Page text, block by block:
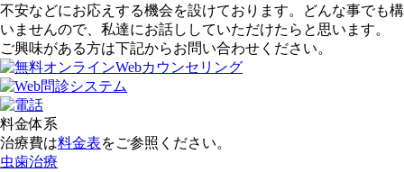
不安などにお応えする機会を設けております。どんな事でも構
いませんので、私達にお話ししていただけたらと思います。
ご興味がある方は下記からお問い合わせください。
料金体系
治療費は料金表をご参照ください。
虫歯治療